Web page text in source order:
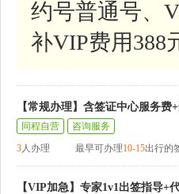
约号普通号、
补VIP费用388
【常规办理】含签证中心服务费
同程自营
咨询服务
3人办理 最早可办理10-15出行的
【VIP加急】专家1v1出签指导+